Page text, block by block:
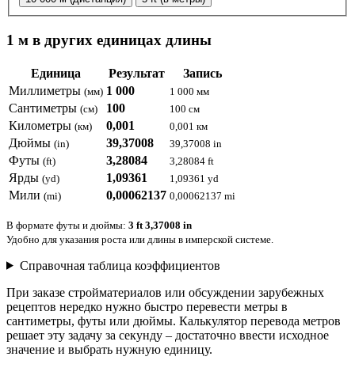
1 м в других единицах длины
Единица Результат
Запись
Миллиметры (мм) 1 000 1 000 мм
Сантиметры (см) 100 100 см
Километры (км) 0,001 0,001 км
Дюймы (in) 39,37008 39,37008 in
Футы (ft) 3,28084 3,28084 ft
Ярды (yd) 1,09361 1,09361 yd
Мили (mi) 0,00062137 0,00062137 mi
В формате футы и дюймы: 3 ft 3,37008 in
Удобно для указания роста или длины в имперской системе.
Справочная таблица коэффициентов
При заказе стройматериалов или обсуждении зарубежных
рецептов нередко нужно быстро перевести метры в
сантиметры, футы или дюймы. Калькулятор перевода метров
решает эту задачу за секунду – достаточно ввести исходное
значение и выбрать нужную единицу.